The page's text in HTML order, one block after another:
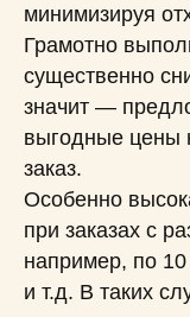
минимизируя
Грамотно
существенно
значит —
выгодные цены
заказ.
Особенно
при заказах с
например, по
и т.д. В таких